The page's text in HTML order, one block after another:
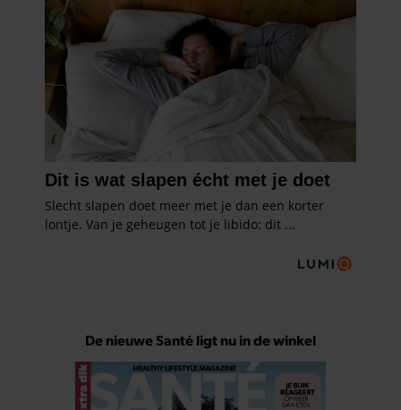
De nieuwe Santé ligt nu in de winkel